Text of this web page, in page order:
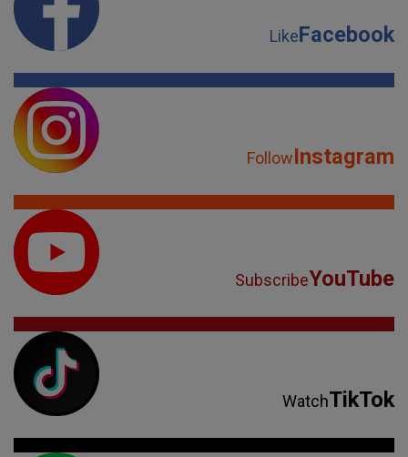
LikeFacebook
FollowInstagram
SubscribeYouTube
WatchTikTok